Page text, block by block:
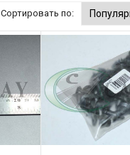
Сортировать по: